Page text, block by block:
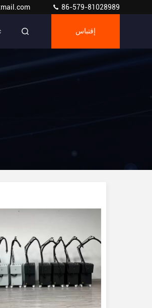
86-579-81028989
إقتباس